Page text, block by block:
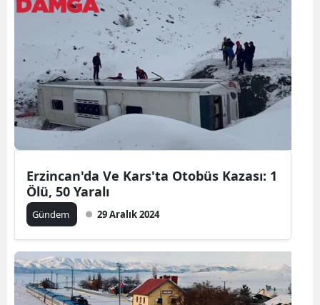
Erzincan'da Ve Kars'ta Otobüs Kazası: 1
Ölü, 50 Yaralı
Gündem 29 Aralık 2024